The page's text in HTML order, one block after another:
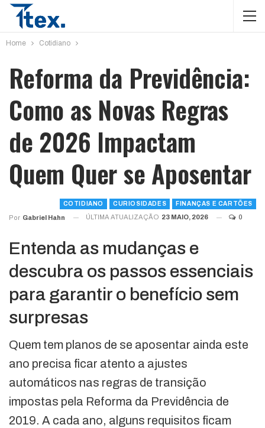
Home Cotidiano
Reforma da Previdência:
Como as Novas Regras
de 2026 Impactam
Quem Quer se Aposentar
COTIDIANO CURIOSIDADES FINANÇAS E CARTÕES
Por Gabriel Hahn ÚLTIMA ATUALIZAÇÃO 23 MAIO, 2026 0
Entenda as mudanças e
descubra os passos essenciais
para garantir o benefício sem
surpresas
Quem tem planos de se aposentar ainda este
ano precisa ficar atento a ajustes
automáticos nas regras de transição
impostas pela Reforma da Previdência de
2019. A cada ano, alguns requisitos ficam